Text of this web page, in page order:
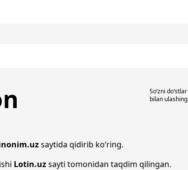
So‘zni do‘stlar
bilan ulashing
saytida qidirib ko‘ring.
Lotin.uzsayti tomonidan taqdim qilingan.